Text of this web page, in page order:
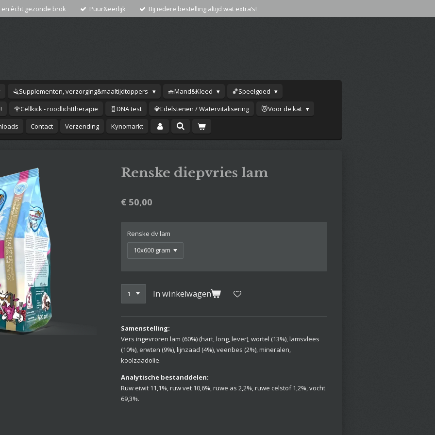
en ècht gezonde brok Puur&eerlijk Bij iedere bestelling altijd wat extra’s!
🪒Supplementen, verzorging&maaltijdtoppers 🧺Mand&Kleed
🏀Speelgoed
🌹Cellkick - roodlichttherapie 🧬DNA test 💎Edelstenen / Watervitalisering
😻Voor de kat
Contact Verzending Kynomarkt
Renske diepvries lam
€ 50,00
Renske dv lam
In winkelwagen
Samenstelling:
Vers ingevroren lam (60%) (hart, long, lever), wortel (13%), lamsvlees
(10%), erwten (9%), lijnzaad (4%), veenbes (2%), mineralen,
koolzaadolie.
Analytische bestanddelen:
Ruw eiwit 11,1%, ruw vet 10,6%, ruwe as 2,2%, ruwe celstof 1,2%, vocht
69,3%.